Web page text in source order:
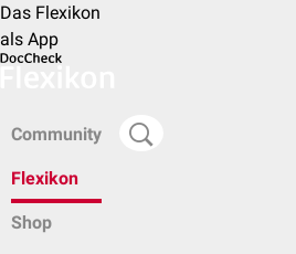
Das Flexikon
als App
Community
Flexikon
Shop